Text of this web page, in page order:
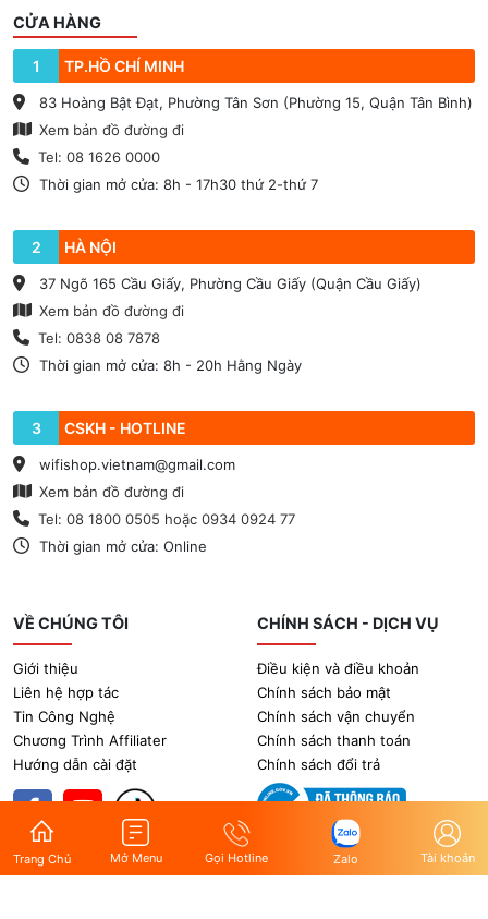
CỬA HÀNG
1 TP.HỒ CHÍ MINH
83 Hoàng Bật Đạt, Phường Tân Sơn (Phường 15, Quận Tân Bình)
Xem bản đồ đường đi
Tel: 08 1626 0000
Thời gian mở cửa: 8h - 17h30 thứ 2-thứ 7
2 HÀ NỘI
37 Ngõ 165 Cầu Giấy, Phường Cầu Giấy (Quận Cầu Giấy)
Xem bản đồ đường đi
Tel: 0838 08 7878
Thời gian mở cửa: 8h - 20h Hằng Ngày
3 CSKH - HOTLINE
wifishop.vietnam@gmail.com
Xem bản đồ đường đi
Tel: 08 1800 0505 hoặc 0934 0924 77
Thời gian mở cửa: Online
VỀ CHÚNG TÔI
Giới thiệu
Liên hệ hợp tác
Tin Công Nghệ
Chương Trình Affiliater
Hướng dẫn cài đặt
CHÍNH SÁCH - DỊCH VỤ
Điều kiện và điều khoản
Chính sách bảo mật
Chính sách vận chuyển
Chính sách thanh toán
Chính sách đổi trả
Trang Chủ Mở Menu Gọi Hotline Zalo Tài khoản